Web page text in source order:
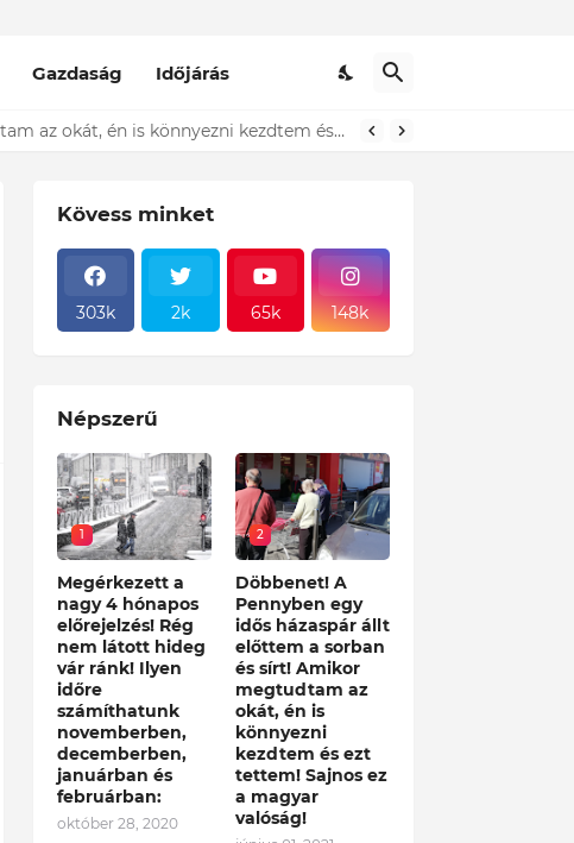
Gazdaság Időjárás
Döbbenet! A Pennyben egy idős házaspár állt előttem a sorban és sírt! Amikor megtudtam az okát, én is könnyezni kezdtem és ezt tettem! Sajnos ez a magyar valóság!
Kövess minket
303k 2k 65k 148k
Népszerű
1
Megérkezett a
nagy 4 hónapos
előrejelzés! Rég
nem látott hideg
vár ránk! Ilyen
időre
számíthatunk
novemberben,
decemberben,
januárban és
februárban:
október 28, 2020
2
Döbbenet! A
Pennyben egy
idős házaspár állt
előttem a sorban
és sírt! Amikor
megtudtam az
okát, én is
könnyezni
kezdtem és ezt
tettem! Sajnos ez
a magyar
valóság!